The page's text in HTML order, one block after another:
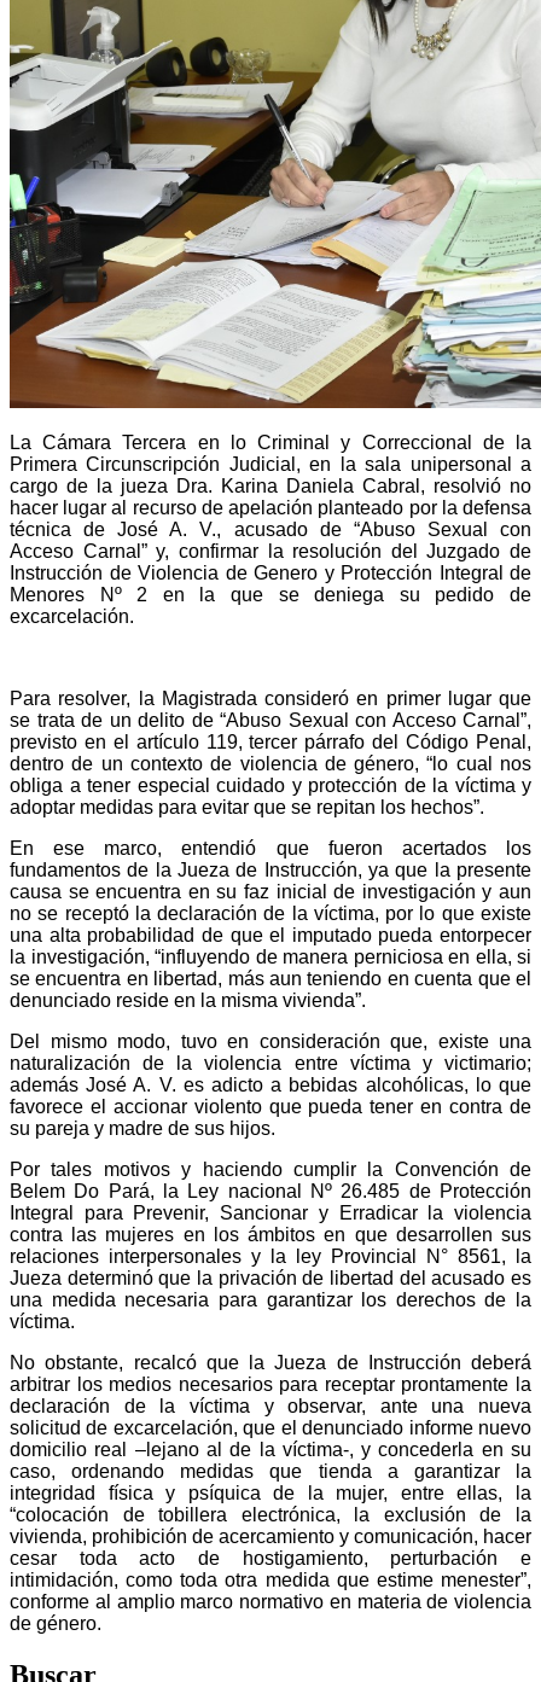
La Cámara Tercera en lo Criminal y Correccional de la
Primera Circunscripción Judicial, en la sala unipersonal a
cargo de la jueza Dra. Karina Daniela Cabral, resolvió no
hacer lugar al recurso de apelación planteado por la defensa
técnica de José A. V., acusado de “Abuso Sexual con
Acceso Carnal” y, confirmar la resolución del Juzgado de
Instrucción de Violencia de Genero y Protección Integral de
Menores Nº 2 en la que se deniega su pedido de
excarcelación.
Para resolver, la Magistrada consideró en primer lugar que
se trata de un delito de “Abuso Sexual con Acceso Carnal”,
previsto en el artículo 119, tercer párrafo del Código Penal,
dentro de un contexto de violencia de género, “lo cual nos
obliga a tener especial cuidado y protección de la víctima y
adoptar medidas para evitar que se repitan los hechos”.
En ese marco, entendió que fueron acertados los
fundamentos de la Jueza de Instrucción, ya que la presente
causa se encuentra en su faz inicial de investigación y aun
no se receptó la declaración de la víctima, por lo que existe
una alta probabilidad de que el imputado pueda entorpecer
la investigación, “influyendo de manera perniciosa en ella, si
se encuentra en libertad, más aun teniendo en cuenta que el
denunciado reside en la misma vivienda”.
Del mismo modo, tuvo en consideración que, existe una
naturalización de la violencia entre víctima y victimario;
además José A. V. es adicto a bebidas alcohólicas, lo que
favorece el accionar violento que pueda tener en contra de
su pareja y madre de sus hijos.
Por tales motivos y haciendo cumplir la Convención de
Belem Do Pará, la Ley nacional Nº 26.485 de Protección
Integral para Prevenir, Sancionar y Erradicar la violencia
contra las mujeres en los ámbitos en que desarrollen sus
relaciones interpersonales y la ley Provincial N° 8561, la
Jueza determinó que la privación de libertad del acusado es
una medida necesaria para garantizar los derechos de la
víctima.
No obstante, recalcó que la Jueza de Instrucción deberá
arbitrar los medios necesarios para receptar prontamente la
declaración de la víctima y observar, ante una nueva
solicitud de excarcelación, que el denunciado informe nuevo
domicilio real –lejano al de la víctima-, y concederla en su
caso, ordenando medidas que tienda a garantizar la
integridad física y psíquica de la mujer, entre ellas, la
“colocación de tobillera electrónica, la exclusión de la
vivienda, prohibición de acercamiento y comunicación, hacer
cesar toda acto de hostigamiento, perturbación e
intimidación, como toda otra medida que estime menester”,
conforme al amplio marco normativo en materia de violencia
de género.
Buscar